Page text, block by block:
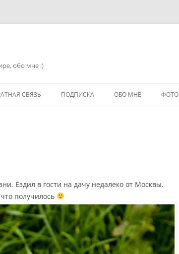
обо мне :)
СВЯЗЬ ПОДПИСКА ОБО МНЕ ФОТО
Ездил в гости на дачу недалеко от Москвы.
получилось